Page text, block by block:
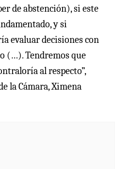
de abstención), si este
y si
evaluar decisiones con
(…). Tendremos que
al respecto”,
la Cámara, Ximena